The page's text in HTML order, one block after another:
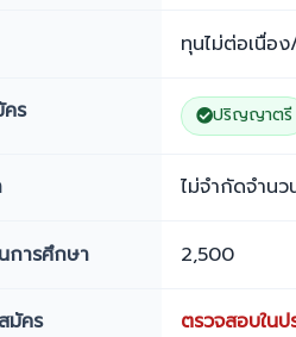
ทุนไม่ต่อเนื่อ
ร ปริญญาตรี
ไม่จำกัดจำนว
การศึกษา 2,500
มัคร ตรวจสอบใน